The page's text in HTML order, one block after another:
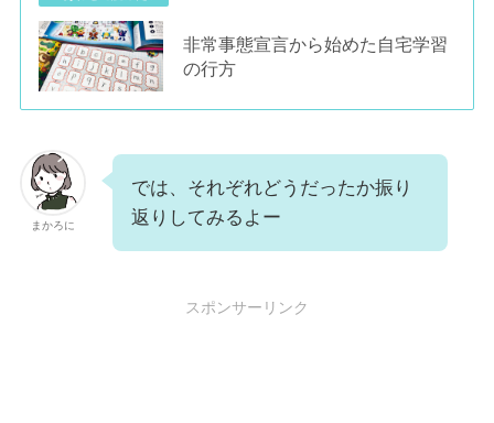
非常事態宣言から始めた自宅学習
の行方
まかろに
では、それぞれどうだったか振り
返りしてみるよー
スポンサーリンク